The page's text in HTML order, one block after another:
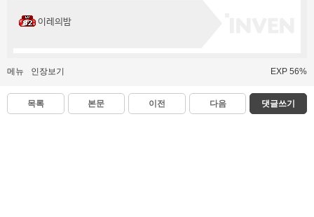
이레의밤
메뉴 인장보기 EXP 56%
목록 본문 이전 다음 댓글쓰기